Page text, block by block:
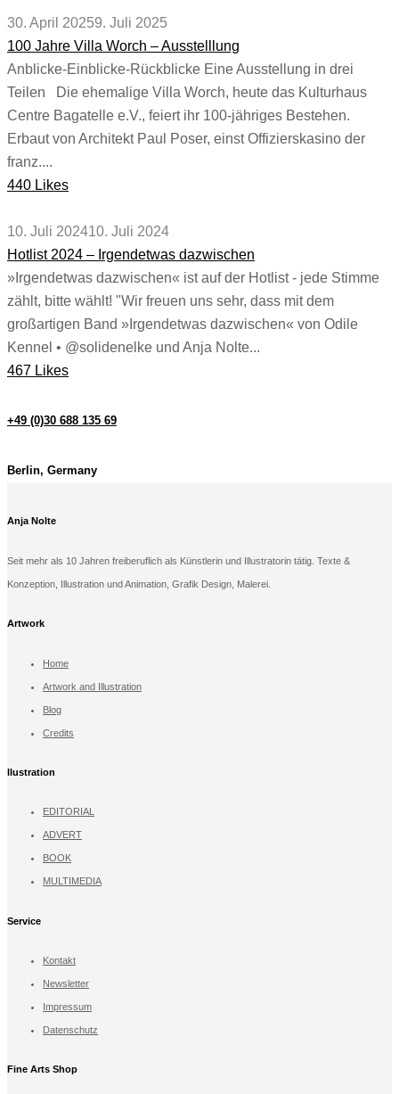
30. April 20259. Juli 2025
100 Jahre Villa Worch – Ausstelllung
Anblicke-Einblicke-Rückblicke Eine Ausstellung in drei
Teilen Die ehemalige Villa Worch, heute das Kulturhaus
Centre Bagatelle e.V., feiert ihr 100-jähriges Bestehen.
Erbaut von Architekt Paul Poser, einst Offizierskasino der
franz....
440 Likes
10. Juli 202410. Juli 2024
Hotlist 2024 – Irgendetwas dazwischen
»Irgendetwas dazwischen« ist auf der Hotlist - jede Stimme
zählt, bitte wählt! "Wir freuen uns sehr, dass mit dem
großartigen Band »Irgendetwas dazwischen« von Odile
Kennel • @solidenelke und Anja Nolte...
467 Likes
+49 (0)30 688 135 69
Berlin, Germany
Anja Nolte
Seit mehr als 10 Jahren freiberuflich als Künstlerin und Illustratorin tätig. Texte &
Konzeption, Illustration und Animation, Grafik Design, Malerei.
Artwork
Home
Artwork and Illustration
Blog
Credits
llustration
EDITORIAL
ADVERT
BOOK
MULTIMEDIA
Service
Kontakt
Newsletter
Impressum
Datenschutz
Fine Arts Shop